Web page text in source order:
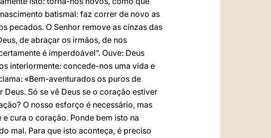
batismal: faz correr de novo as
pecados. O Senhor remove as cinzas das
de abraçar os irmãos, de nos
é imperdoável”. Ouve: Deus
interiormente: concede-nos uma vida e
«Bem-aventurados os puros de
Só se vê Deus se o coração estiver
O nosso esforço é necessário, mas
cura o coração. Ponde bem isto na
mal. Para que isto aconteça, é preciso